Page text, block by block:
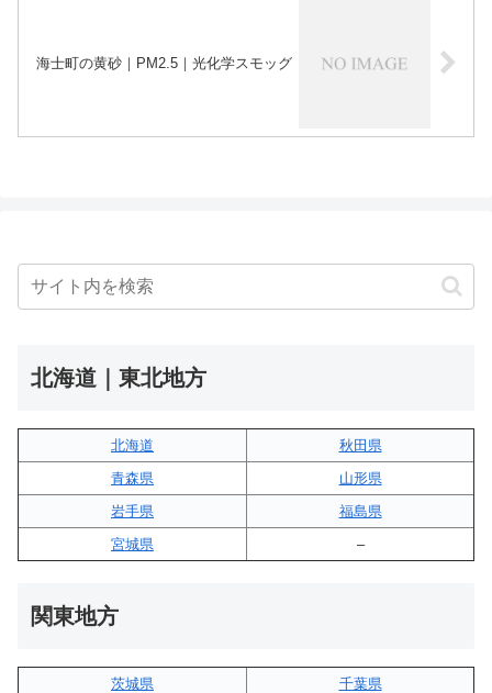
海士町の黄砂｜PM2.5｜光化学スモッグ
北海道｜東北地方
北海道
秋田県
青森県
山形県
岩手県
福島県
宮城県
–
関東地方
茨城県
千葉県